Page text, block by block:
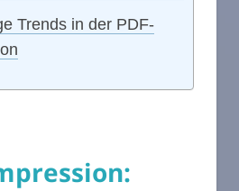
Trends in der PDF-